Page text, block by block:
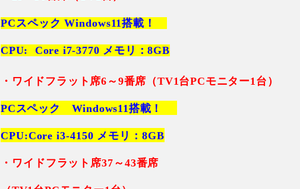
PCスペック Windows11搭載！
CPU: Core i7-3770 メモリ：8GB
・ワイドフラット席6～9番席（TV1台PCモニター1台）
PCスペック Windows11搭載！
CPU:Core i3-4150 メモリ：8GB
・ワイドフラット席37～43番席